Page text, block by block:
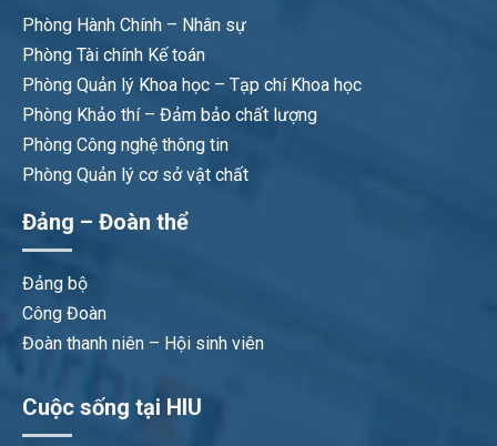
Phòng Hành Chính – Nhân sự
Phòng Tài chính Kế toán
Phòng Quản lý Khoa học – Tạp chí Khoa học
Phòng Khảo thí – Đảm bảo chất lượng
Phòng Công nghệ thông tin
Phòng Quản lý cơ sở vật chất
Đảng – Đoàn thể
Đảng bộ
Công Đoàn
Đoàn thanh niên – Hội sinh viên
Cuộc sống tại HIU